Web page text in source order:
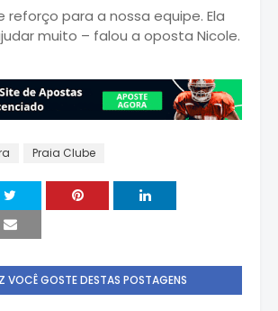
reforço para a nossa equipe. Ela
muito – falou a oposta Nicole.
Praia Clube
VOCÊ GOSTE DESTAS POSTAGENS